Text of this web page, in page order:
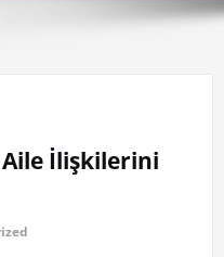
Aile İlişkilerini